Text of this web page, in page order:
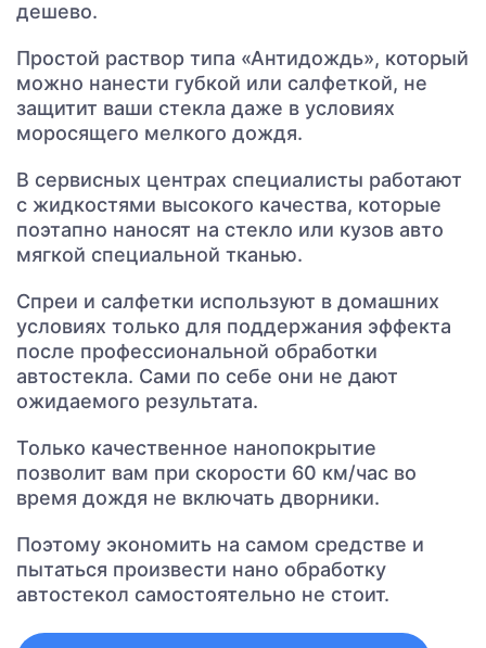
дешево.
Простой раствор типа «Антидождь», который
можно нанести губкой или салфеткой, не
защитит ваши стекла даже в условиях
моросящего мелкого дождя.
В сервисных центрах специалисты работают
с жидкостями высокого качества, которые
поэтапно наносят на стекло или кузов авто
мягкой специальной тканью.
Спреи и салфетки используют в домашних
условиях только для поддержания эффекта
после профессиональной обработки
автостекла. Сами по себе они не дают
ожидаемого результата.
Только качественное нанопокрытие
позволит вам при скорости 60 км/час во
время дождя не включать дворники.
Поэтому экономить на самом средстве и
пытаться произвести нано обработку
автостекол самостоятельно не стоит.